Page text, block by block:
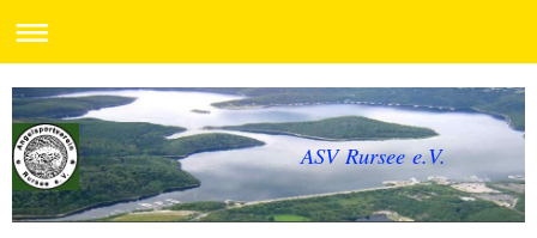
ASV Rursee e.V.